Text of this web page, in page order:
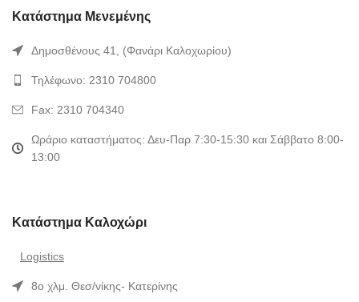
Κατάστημα Μενεμένης
Δημοσθένους 41, (Φανάρι Καλοχωρίου)
Τηλέφωνο: 2310 704800
Fax: 2310 704340
Ωράριο καταστήματος: Δευ-Παρ 7:30-15:30 και Σάββατο 8:00-
13:00
Κατάστημα Καλοχώρι
Logistics
8ο χλμ. Θεσ/νίκης- Κατερίνης